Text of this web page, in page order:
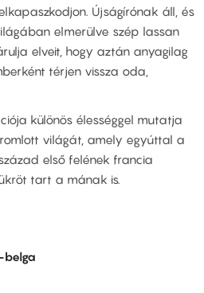
Újságírónak áll, és
elmerülve szép lassan
elveit, hogy aztán anyagilag
térjen vissza oda,
különös élességgel mutatja
világát, amely egyúttal a
első felének francia
tart a mának is.